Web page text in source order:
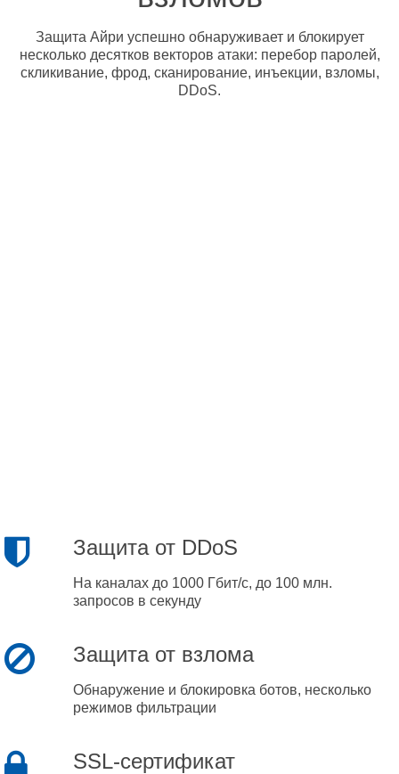
Защита Айри успешно обнаруживает и блокирует
несколько десятков векторов атаки: перебор паролей,
скликивание, фрод, сканирование, инъекции, взломы,
DDoS.
Защита от DDoS
На каналах до 1000 Гбит/с, до 100 млн.
запросов в секунду
Защита от взлома
Обнаружение и блокировка ботов, несколько
режимов фильтрации
SSL-сертификат